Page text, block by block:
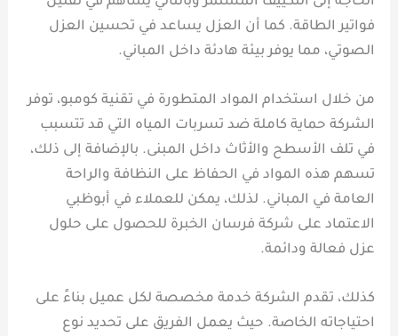
فواتير الطاقة. كما أن العزل يساعد في تحسين العزل
الصوتي، مما يوفر بيئة هادئة داخل المباني.
من خلال استخدام المواد المتطورة في تقنية كومبو، توفر
الشركة حماية كاملة ضد تسربات المياه التي قد تتسبب
في تلف الأسطح والأثاث داخل المبنى. بالإضافة إلى ذلك،
تسهم هذه المواد في الحفاظ على النظافة والراحة
العامة في المباني. لذلك، يمكن للعملاء في أبوظبي
الاعتماد على شركة فرسان الخبرة للحصول على حلول
عزل فعالة ودائمة.
كذلك، تقدم الشركة خدمة مخصصة لكل عميل بناءً على
احتياجاته الخاصة. حيث يعمل الفريق على تحديد نوع